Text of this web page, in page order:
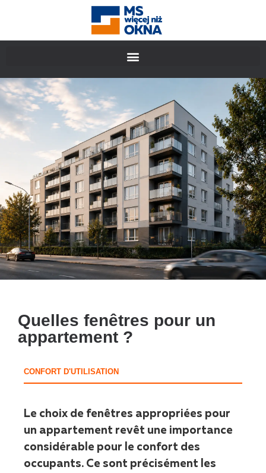
Quelles fenêtres pour un
appartement ?
CONFORT D'UTILISATION
Le choix de fenêtres appropriées pour
un appartement revêt une importance
considérable pour le confort des
occupants. Ce sont précisément les